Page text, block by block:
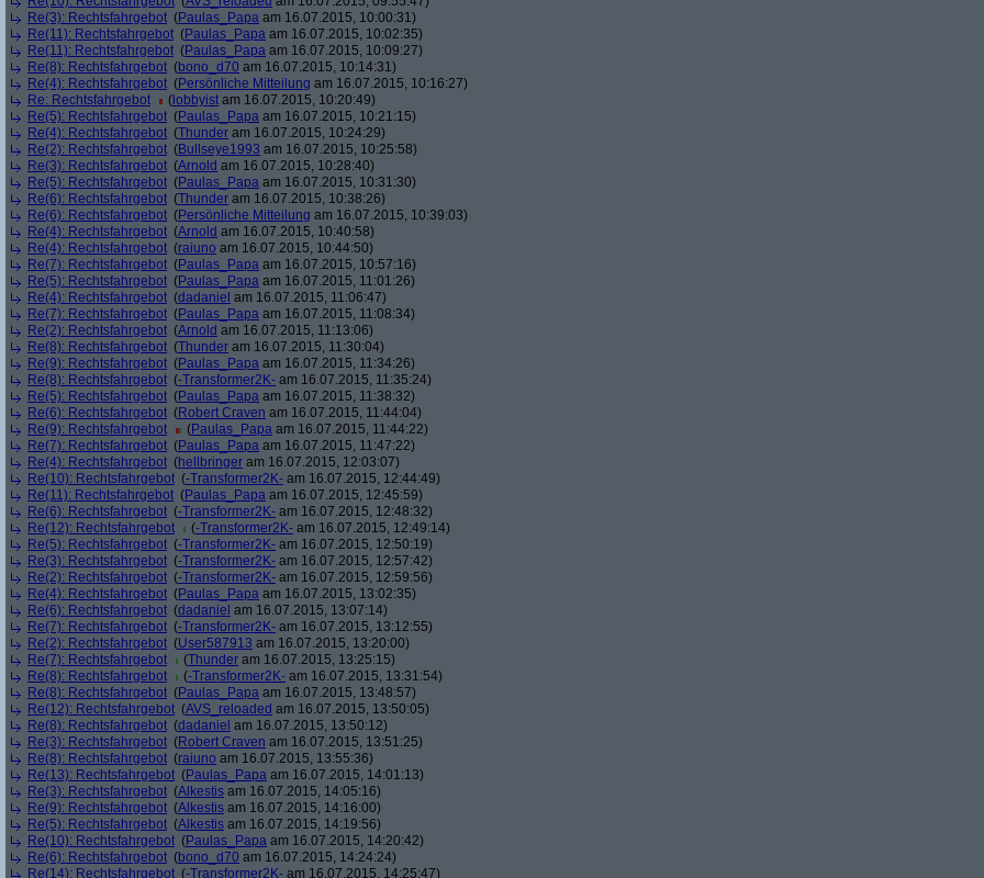
Re(3): Rechtsfahrgebot (Paulas_Papa am 16.07.2015, 10:00:31)
Re(11): Rechtsfahrgebot (Paulas_Papa am 16.07.2015, 10:02:35)
Re(11): Rechtsfahrgebot (Paulas_Papa am 16.07.2015, 10:09:27)
Re(8): Rechtsfahrgebot (bono_d70 am 16.07.2015, 10:14:31)
Re(4): Rechtsfahrgebot (Persönliche Mitteilung am 16.07.2015, 10:16:27)
Re: Rechtsfahrgebot
( lobbyist am 16.07.2015, 10:20:49)
Re(5): Rechtsfahrgebot (Paulas_Papa am 16.07.2015, 10:21:15)
Re(4): Rechtsfahrgebot (Thunder am 16.07.2015, 10:24:29)
Re(2): Rechtsfahrgebot (Bullseye1993 am 16.07.2015, 10:25:58)
Re(3): Rechtsfahrgebot (Arnold am 16.07.2015, 10:28:40)
Re(5): Rechtsfahrgebot (Paulas_Papa am 16.07.2015, 10:31:30)
Re(6): Rechtsfahrgebot (Thunder am 16.07.2015, 10:38:26)
Re(6): Rechtsfahrgebot (Persönliche Mitteilung am 16.07.2015, 10:39:03)
Re(4): Rechtsfahrgebot (Arnold am 16.07.2015, 10:40:58)
Re(4): Rechtsfahrgebot (raiuno am 16.07.2015, 10:44:50)
Re(7): Rechtsfahrgebot (Paulas_Papa am 16.07.2015, 10:57:16)
Re(5): Rechtsfahrgebot (Paulas_Papa am 16.07.2015, 11:01:26)
Re(4): Rechtsfahrgebot (dadaniel am 16.07.2015, 11:06:47)
Re(7): Rechtsfahrgebot (Paulas_Papa am 16.07.2015, 11:08:34)
Re(2): Rechtsfahrgebot (Arnold am 16.07.2015, 11:13:06)
Re(8): Rechtsfahrgebot (Thunder am 16.07.2015, 11:30:04)
Re(9): Rechtsfahrgebot (Paulas_Papa am 16.07.2015, 11:34:26)
Re(8): Rechtsfahrgebot (-Transformer2K- am 16.07.2015, 11:35:24)
Re(5): Rechtsfahrgebot (Paulas_Papa am 16.07.2015, 11:38:32)
Re(6): Rechtsfahrgebot (Robert Craven am 16.07.2015, 11:44:04)
Re(9): Rechtsfahrgebot
(Paulas_Papa am 16.07.2015, 11:44:22)
Re(7): Rechtsfahrgebot (Paulas_Papa am 16.07.2015, 11:47:22)
Re(4): Rechtsfahrgebot (hellbringer am 16.07.2015, 12:03:07)
Re(10): Rechtsfahrgebot (-Transformer2K- am 16.07.2015, 12:44:49)
Re(11): Rechtsfahrgebot (Paulas_Papa am 16.07.2015, 12:45:59)
Re(6): Rechtsfahrgebot (-Transformer2K- am 16.07.2015, 12:48:32)
Re(12): Rechtsfahrgebot
(-Transformer2K- am 16.07.2015, 12:49:14)
Re(5): Rechtsfahrgebot (-Transformer2K- am 16.07.2015, 12:50:19)
Re(3): Rechtsfahrgebot (-Transformer2K- am 16.07.2015, 12:57:42)
Re(2): Rechtsfahrgebot (-Transformer2K- am 16.07.2015, 12:59:56)
Re(4): Rechtsfahrgebot (Paulas_Papa am 16.07.2015, 13:02:35)
Re(6): Rechtsfahrgebot (dadaniel am 16.07.2015, 13:07:14)
Re(7): Rechtsfahrgebot (-Transformer2K- am 16.07.2015, 13:12:55)
Re(2): Rechtsfahrgebot (User587913 am 16.07.2015, 13:20:00)
Re(7): Rechtsfahrgebot
(Thunder am 16.07.2015, 13:25:15)
Re(8): Rechtsfahrgebot
(-Transformer2K- am 16.07.2015, 13:31:54)
Re(8): Rechtsfahrgebot (Paulas_Papa am 16.07.2015, 13:48:57)
Re(12): Rechtsfahrgebot (AVS_reloaded am 16.07.2015, 13:50:05)
Re(8): Rechtsfahrgebot (dadaniel am 16.07.2015, 13:50:12)
Re(3): Rechtsfahrgebot (Robert Craven am 16.07.2015, 13:51:25)
Re(8): Rechtsfahrgebot (raiuno am 16.07.2015, 13:55:36)
Re(13): Rechtsfahrgebot (Paulas_Papa am 16.07.2015, 14:01:13)
Re(3): Rechtsfahrgebot (Alkestis am 16.07.2015, 14:05:16)
Re(9): Rechtsfahrgebot (Alkestis am 16.07.2015, 14:16:00)
Re(5): Rechtsfahrgebot (Alkestis am 16.07.2015, 14:19:56)
Re(10): Rechtsfahrgebot (Paulas_Papa am 16.07.2015, 14:20:42)
Re(6): Rechtsfahrgebot (bono_d70 am 16.07.2015, 14:24:24)
Re(14): Rechtsfahrgebot (-Transformer2K- am 16.07.2015, 14:25:47)